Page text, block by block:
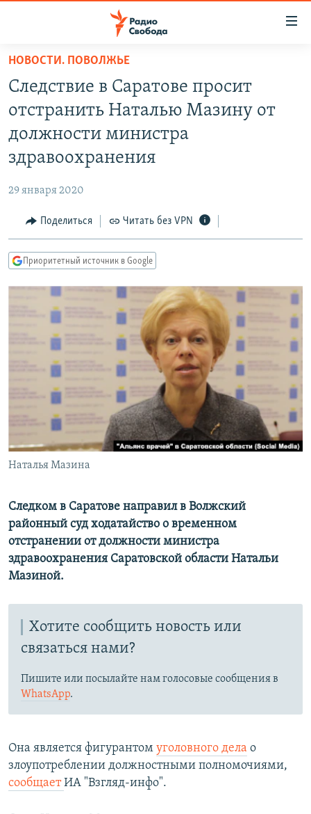
упрощенного
доступа
основному
содержанию
Вернутся
навигации
Вернутся
ПОДКАСТЫ
АВТОРСКИЕ ПРОЕКТЫ
КУЛЬТУРА
IDEL.РЕАЛИИ
КАВКАЗ.РЕАЛИИ
СИБИРЬ.РЕАЛИИ
РАСПИСАНИЕ ВЕЩАНИЯ
ПОДПИШИТЕСЬ НА РАССЫЛКУ
СОЦИАЛЬНЫЕ СЕТИ
НОВОСТИ. ПОВОЛЖЬЕ
Следствие в Саратове просит
отстранить Наталью Мазину от
должности министра
здравоохранения
29 января 2020
Поделиться Читать без VPN
Приоритетный источник в Google
Наталья Мазина
Следком в Саратове направил в Волжский
районный суд ходатайство о временном
отстранении от должности министра
здравоохранения Саратовской области Натальи
Мазиной.
Хотите сообщить новость или
связаться нами?
Пишите или посылайте нам голосовые сообщения в
WhatsApp.
Она является фигурантом уголовного дела о
злоупотреблении должностными полномочиями,
сообщаетИА "Взгляд-инфо".